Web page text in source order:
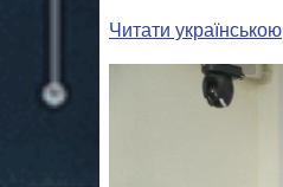
Читати українською